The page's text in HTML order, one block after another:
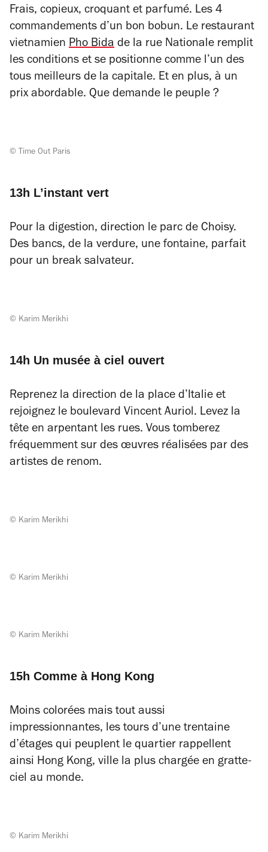
Frais, copieux, croquant et parfumé. Les 4
commandements d’un bon bobun. Le restaurant
vietnamien Pho Bida de la rue Nationale remplit
les conditions et se positionne comme l’un des
tous meilleurs de la capitale. Et en plus, à un
prix abordable. Que demande le peuple ?
© Time Out Paris
13h L’instant vert
Pour la digestion, direction le parc de Choisy.
Des bancs, de la verdure, une fontaine, parfait
pour un break salvateur.
© Karim Merikhi
14h Un musée à ciel ouvert
Reprenez la direction de la place d’Italie et
rejoignez le boulevard Vincent Auriol. Levez la
tête en arpentant les rues. Vous tomberez
fréquemment sur des œuvres réalisées par des
artistes de renom.
© Karim Merikhi
© Karim Merikhi
© Karim Merikhi
15h Comme à Hong Kong
Moins colorées mais tout aussi
impressionnantes, les tours d’une trentaine
d’étages qui peuplent le quartier rappellent
ainsi Hong Kong, ville la plus chargée en gratte-
ciel au monde.
© Karim Merikhi